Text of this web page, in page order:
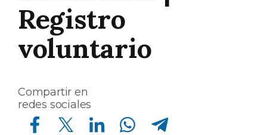
Registro
voluntario
Compartir en
redes sociales
Compartir en Facebook Compartir en Twitter Compartir en Linkedin Compartir en Whatsapp Compartir en Telegram